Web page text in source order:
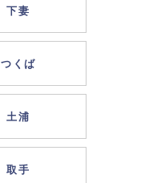
下妻
つくば
土浦
取手